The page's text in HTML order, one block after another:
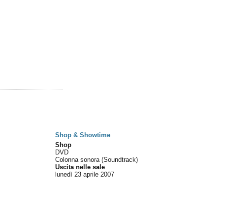
Shop & Showtime
Shop
DVD
Colonna sonora (Soundtrack)
Uscita nelle sale
lunedì 23 aprile 2007